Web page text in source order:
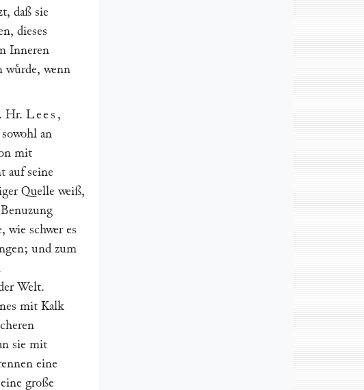
daß sie
dieses
Inneren
wuͤrde, wenn
Hr. Lees ,
an
mit
auf seine
Quelle weiß,
wie schwer es
und zum
Welt.
mit Kalk
sie mit
eine
große